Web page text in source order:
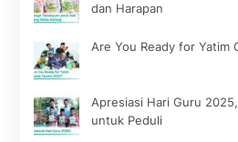
dan Harapan
Are You Ready for Yatim
Apresiasi Hari Guru
untuk Peduli